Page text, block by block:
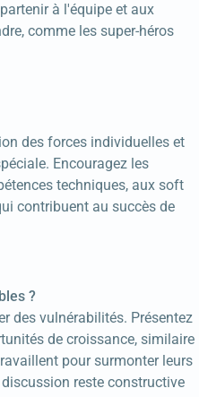
à l'équipe et aux
comme les super-héros
des forces individuelles et
Encouragez les
techniques, aux soft
contribuent au succès de
?
des vulnérabilités. Présentez
de croissance, similaire
pour surmonter leurs
reste constructive